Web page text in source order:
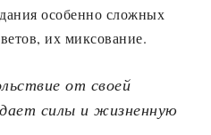
особенно сложных
их миксование.
от своей
силы и жизненную